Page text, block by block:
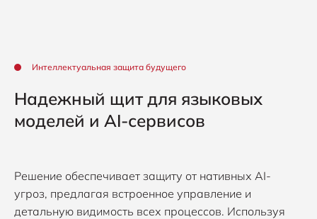
Интеллектуальная защита будущего
Надежный щит для языковых
моделей и AI-сервисов
Решение обеспечивает защиту от нативных AI-
угроз, предлагая встроенное управление и
детальную видимость всех процессов. Используя